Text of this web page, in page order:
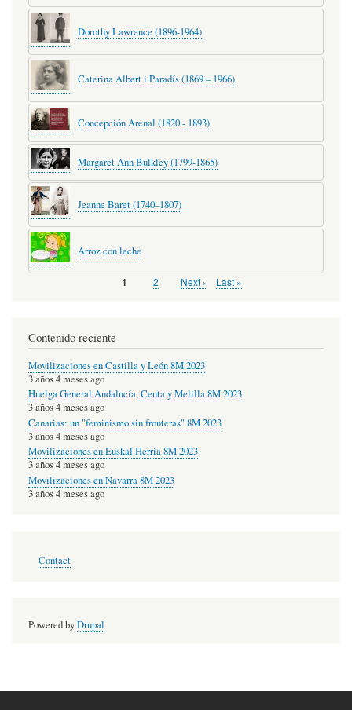
Dorothy Lawrence (1896-1964)
Caterina Albert i Paradís (1869 – 1966)
Concepción Arenal (1820 - 1893)
Margaret Ann Bulkley (1799-1865)
Jeanne Baret (1740–1807)
Arroz con leche
Página
1 Page
2
Next
Next ›
Last
Last »
Contenido reciente
Movilizaciones en Castilla y León 8M 2023
3 años 4 meses ago
Huelga General Andalucía, Ceuta y Melilla 8M 2023
3 años 4 meses ago
Canarias: un "feminismo sin fronteras" 8M 2023
3 años 4 meses ago
Movilizaciones en Euskal Herria 8M 2023
3 años 4 meses ago
Movilizaciones en Navarra 8M 2023
3 años 4 meses ago
menu
Contact
Powered byDrupal